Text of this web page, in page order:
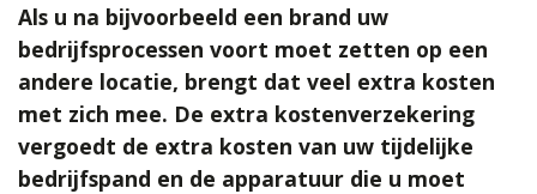
Als u na bijvoorbeeld een brand uw
bedrijfsprocessen voort moet zetten op een
andere locatie, brengt dat veel extra kosten
met zich mee. De extra kostenverzekering
vergoedt de extra kosten van uw tijdelijke
bedrijfspand en de apparatuur die u moet